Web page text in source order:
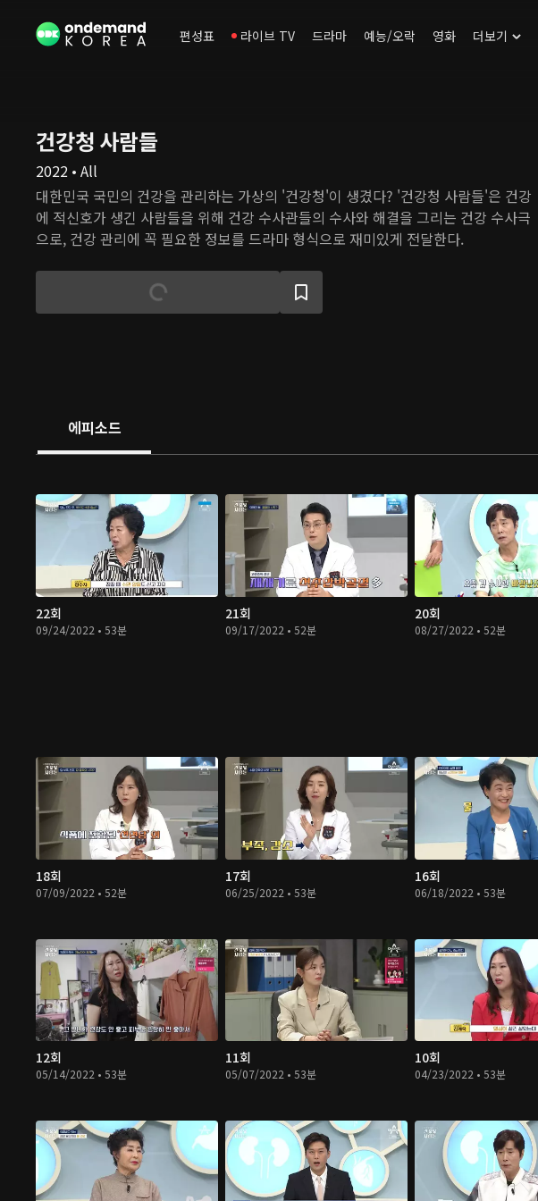
편성표 라이브 TV 드라마 예능/오락 영화 더보기
건강청 사람들
2022 • All
대한민국 국민의 건강을 관리하는 가상의 '건강청'이 생겼다? '건강청 사람들'은 건강
에 적신호가 생긴 사람들을 위해 건강 수사관들의 수사와 해결을 그리는 건강 수사극
으로, 건강 관리에 꼭 필요한 정보를 드라마 형식으로 재미있게 전달한다.
에피소드
22회
09/24/2022 • 53분
21회
09/17/2022 • 52분
20회
08/27/2022 • 52분
18회
07/09/2022 • 52분
17회
06/25/2022 • 53분
16회
06/18/2022 • 53분
12회
05/14/2022 • 53분
11회
05/07/2022 • 53분
10회
04/23/2022 • 53분